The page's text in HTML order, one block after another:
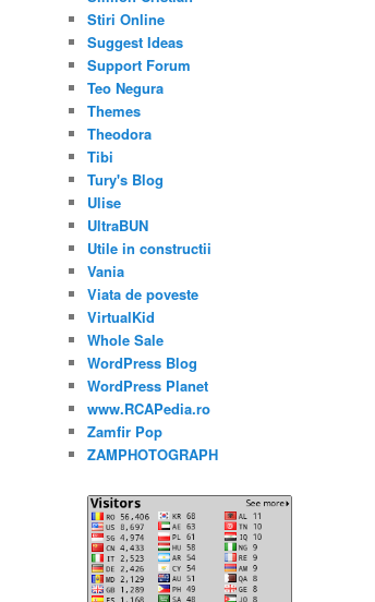
Stiri Online
Suggest Ideas
Support Forum
Teo Negura
Themes
Theodora
Tibi
Tury's Blog
Ulise
UltraBUN
Utile in constructii
Vania
Viata de poveste
VirtualKid
Whole Sale
WordPress Blog
WordPress Planet
www.RCAPedia.ro
Zamfir Pop
ZAMPHOTOGRAPH